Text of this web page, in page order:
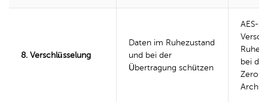
8. Verschlüsselung
Daten im Ruhezustand
und bei der
Übertragung schützen
AES-
bei
Zero-